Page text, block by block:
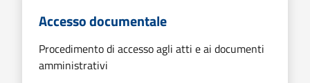
Accesso documentale
Procedimento di accesso agli atti e ai documenti
amministrativi